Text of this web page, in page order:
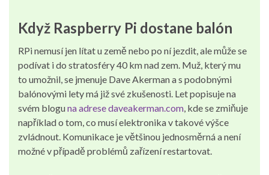
Když Raspberry Pi dostane balón
RPi nemusí jen lítat u země nebo po ní jezdit, ale může se
podívat i do stratosféry 40 km nad zem. Muž, který mu
to umožnil, se jmenuje Dave Akerman a s podobnými
balónovými lety má již své zkušenosti. Let popisuje na
svém bloguna adrese daveakerman.com, kde se zmiňuje
například o tom, co musí elektronika v takové výšce
zvládnout. Komunikace je většinou jednosměrná a není
možné v případě problémů zařízení restartovat.